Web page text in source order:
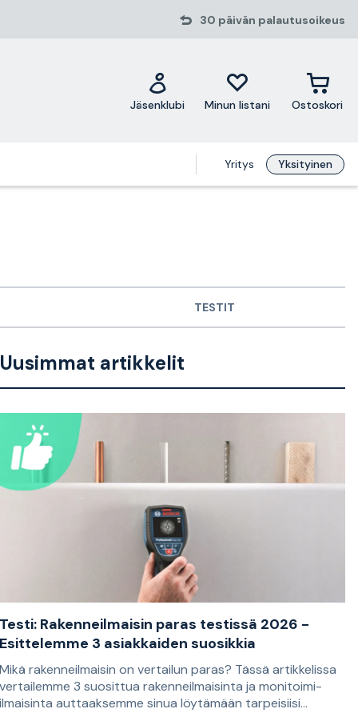
30 päivän palautusoikeus
Jäsenklubi Minun listani Ostoskori
Yritys Yksityinen
TESTIT
Uusimmat artikkelit
Testi: Rakenneilmaisin paras testissä 2026 -
Esittelemme 3 asiakkaiden suosikkia
Mikä rakenneilmaisin on vertailun paras? Tässä artikkelissa
vertailemme 3 suosittua rakenneilmaisinta ja monitoimi-
ilmaisinta auttaaksemme sinua löytämään tarpeisiisi